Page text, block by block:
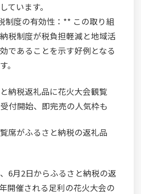
ています。
制度の有効性：** この取り組
税制度が税負担軽減と地域活
であることを示す好例となる
。
納税返礼品に花火大会観覧
付開始、即完売の人気枠も
席がふるさと納税の返礼品
6月2日からふるさと納税の返
開催される足利の花火大会の